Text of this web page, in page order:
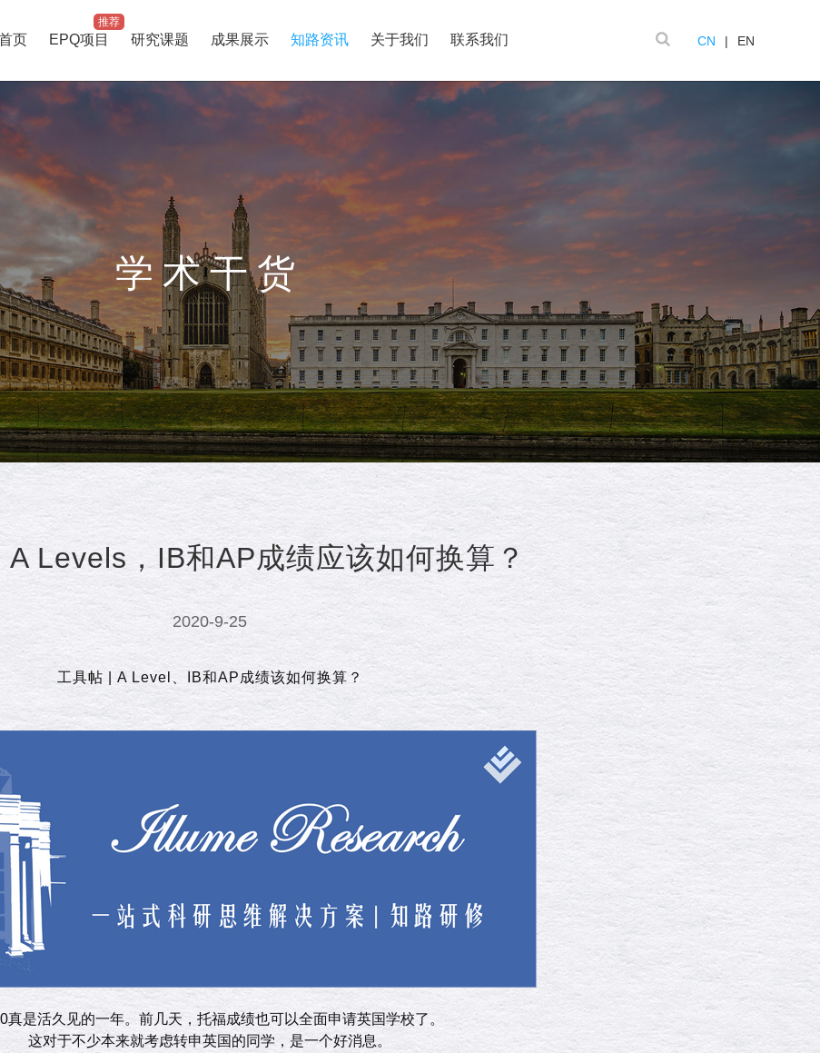
页 EPQ项目
推荐
研究课题 成果展示 知路资讯 关于我们 联系我们 CN | EN
学术干货
Levels，IB和AP成绩应该如何换算？
2020-9-25
工具帖 | A Level、IB和AP成绩该如何换算？
真是活久见的一年。前几天，托福成绩也可以全面申请英国学校了。
这对于不少本来就考虑转申英国的同学，是一个好消息。